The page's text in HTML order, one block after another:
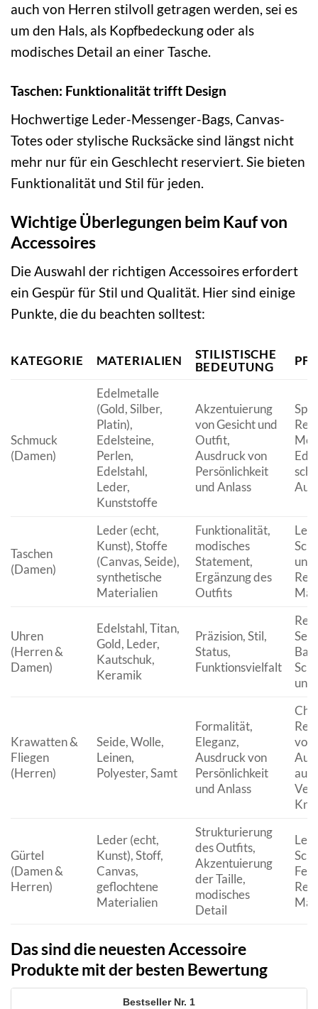
auch von Herren stilvoll getragen werden, sei es
um den Hals, als Kopfbedeckung oder als
modisches Detail an einer Tasche.
Taschen: Funktionalität trifft Design
Hochwertige Leder-Messenger-Bags, Canvas-
Totes oder stylische Rucksäcke sind längst nicht
mehr nur für ein Geschlecht reserviert. Sie bieten
Funktionalität und Stil für jeden.
Wichtige Überlegungen beim Kauf von
Accessoires
Die Auswahl der richtigen Accessoires erfordert
ein Gespür für Stil und Qualität. Hier sind einige
Punkte, die du beachten solltest:
KATEGORIE MATERIALIEN
STILISTISCHE
BEDEUTUNG
Schmuck
(Damen)
Edelmetalle
(Gold, Silber,
Platin),
Edelsteine,
Perlen,
Edelstahl,
Leder,
Kunststoffe
Akzentuierung
von Gesicht und
Outfit,
Ausdruck von
Persönlichkeit
und Anlass
Taschen
(Damen)
Leder (echt,
Kunst), Stoffe
(Canvas, Seide),
synthetische
Materialien
Funktionalität,
modisches
Statement,
Ergänzung des
Outfits
und
Uhren
(Herren &
Damen)
Edelstahl, Titan,
Gold, Leder,
Kautschuk,
Keramik
Präzision, Stil,
Status,
Funktionsvielfalt
Krawatten &
Fliegen
(Herren)
Seide, Wolle,
Leinen,
Polyester, Samt
Formalität,
Eleganz,
Ausdruck von
Persönlichkeit
und Anlass
auf
Gürtel
(Damen &
Herren)
Leder (echt,
Kunst), Stoff,
Canvas,
geflochtene
Materialien
Strukturierung
des Outfits,
Akzentuierung
der Taille,
modisches
Detail
Das sind die neuesten Accessoire
Produkte mit der besten Bewertung
1